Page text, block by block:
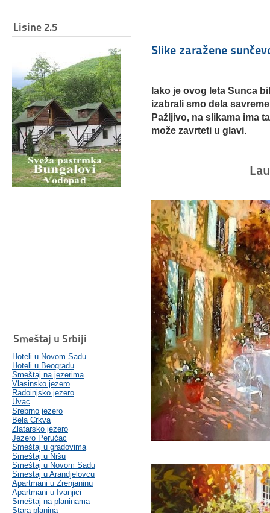
Lisine 2.5
Smeštaj u Srbiji
Hoteli u Novom Sadu
Hoteli u Beogradu
Smeštaj na jezerima
Vlasinsko jezero
Radoinjsko jezero
Uvac
Srebrno jezero
Bela Crkva
Zlatarsko jezero
Jezero Perućac
Smeštaj u gradovima
Smeštaj u Nišu
Smeštaj u Novom Sadu
Smestaj u Arandjelovcu
Apartmani u Zrenjaninu
Apartmani u Ivanjici
Smeštaj na planinama
Stara planina
Slike zaražene
Iako je ovog leta Sunca
izabrali smo dela
Pažljivo, na slikama ima
može zavrteti u glavi.